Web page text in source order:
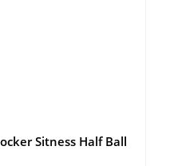
Sitness Half Ball